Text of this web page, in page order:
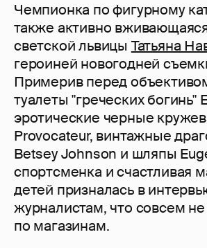
Чемпионка по фигурному
также активно
светской львицы Татьяна
героиней новогодней
Примерив перед
туалеты "греческих богинь"
эротические черные
Provocateur, винтажные
Betsey Johnson и шляпы
спортсменка и счастливая
детей призналась в
журналистам, что совсем не
по магазинам.